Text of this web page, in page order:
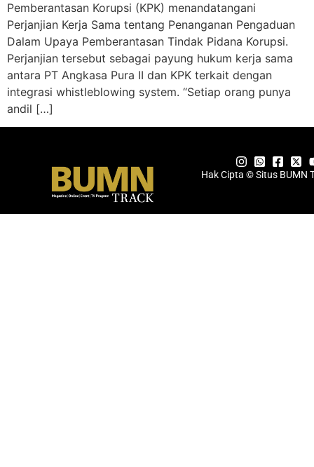
Pemberantasan Korupsi (KPK) menandatangani
Perjanjian Kerja Sama tentang Penanganan Pengaduan
Dalam Upaya Pemberantasan Tindak Pidana Korupsi.
Perjanjian tersebut sebagai payung hukum kerja sama
antara PT Angkasa Pura II dan KPK terkait dengan
integrasi whistleblowing system. “Setiap orang punya
andil […]
Hak Cipta © Situs BUMN